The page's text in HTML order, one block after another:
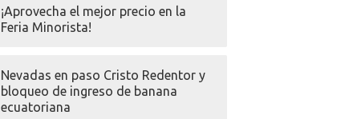
¡Aprovecha el mejor precio en la
Feria Minorista!
Nevadas en paso Cristo Redentor y
bloqueo de ingreso de banana
ecuatoriana